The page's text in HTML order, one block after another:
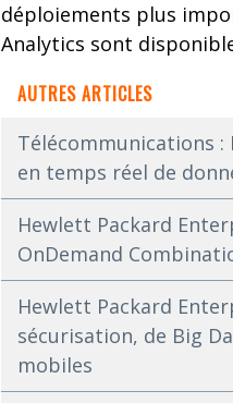
déploiements plus
Analytics sont
AUTRES ARTICLES
Télécommunications
en temps réel de
Hewlett Packard
OnDemand
Hewlett Packard
sécurisation, de Big
mobiles